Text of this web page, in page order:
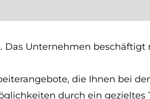
Unternehmen beschäftigt
die Ihnen bei
durch ein gezieltes